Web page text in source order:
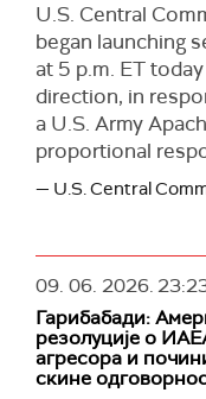
U.S. Central
began launching
at 5 p.m. ET
direction, in
a U.S. Army
proportional
— U.S. Central
09. 06. 2026.
Гарибабади:
резолуције о
агресора и
скине